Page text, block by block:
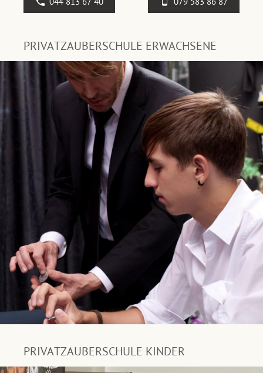
PRIVATZAUBERSCHULE ERWACHSENE
PRIVATZAUBERSCHULE KINDER